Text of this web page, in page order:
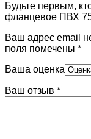
Будьте первым,
фланцевое ПВХ
Ваш адрес email
поля помечены *
Ваша оценка
Ваш отзыв *